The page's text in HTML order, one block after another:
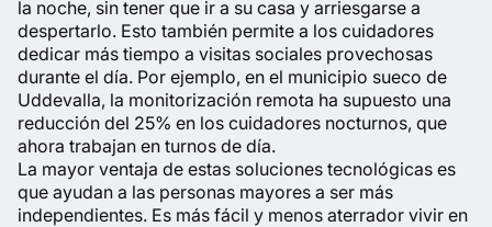
la noche, sin tener que ir a su casa y arriesgarse a
despertarlo. Esto también permite a los cuidadores
dedicar más tiempo a visitas sociales provechosas
durante el día. Por ejemplo, en el municipio sueco de
Uddevalla, la monitorización remota ha supuesto una
reducción del 25% en los cuidadores nocturnos, que
ahora trabajan en turnos de día.
La mayor ventaja de estas soluciones tecnológicas es
que ayudan a las personas mayores a ser más
independientes. Es más fácil y menos aterrador vivir en